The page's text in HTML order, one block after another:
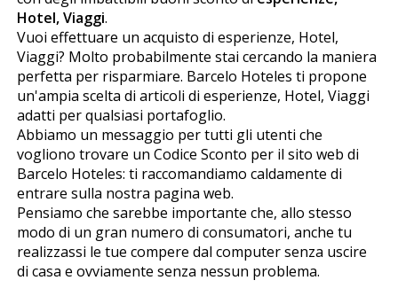
Hotel, Viaggi.
Vuoi effettuare un acquisto di esperienze, Hotel,
Viaggi? Molto probabilmente stai cercando la maniera
perfetta per risparmiare. Barcelo Hoteles ti propone
un'ampia scelta di articoli di esperienze, Hotel, Viaggi
adatti per qualsiasi portafoglio.
Abbiamo un messaggio per tutti gli utenti che
vogliono trovare un Codice Sconto per il sito web di
Barcelo Hoteles: ti raccomandiamo caldamente di
entrare sulla nostra pagina web.
Pensiamo che sarebbe importante che, allo stesso
modo di un gran numero di consumatori, anche tu
realizzassi le tue compere dal computer senza uscire
di casa e ovviamente senza nessun problema.